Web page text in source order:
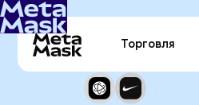
Торговля